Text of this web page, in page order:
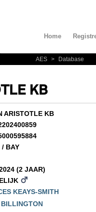
Home
AES > Database
KB
ARISTOTLE KB
/ BAY
(2 JAAR)
KEAYS-SMITH
BILLINGTON